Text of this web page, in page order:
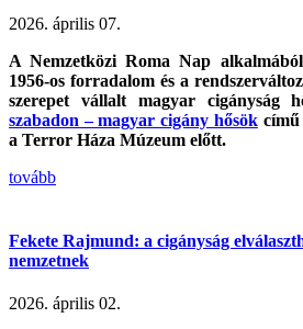
2026. április 07.
A Nemzetközi Roma Nap
1956-os forradalom és a
szerepet vállalt magyar cigányság
szabadon – magyar cigány hősökcímű
a Terror Háza Múzeum előtt.
tovább
Fekete Rajmund: a cigányság
nemzetnek
2026. április 02.